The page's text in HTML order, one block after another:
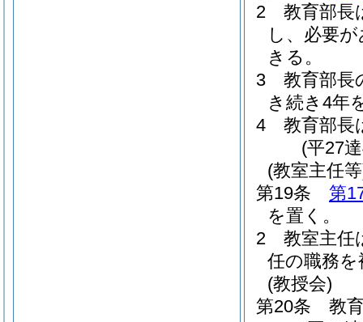
2
教育部長
し、必要
きる。
3
教育部長
き続き4年
4
教育部長
(平27
(教室主任
第19条
第
を置く。
2
教室主任
任の職務
(教授会)
第20条
教